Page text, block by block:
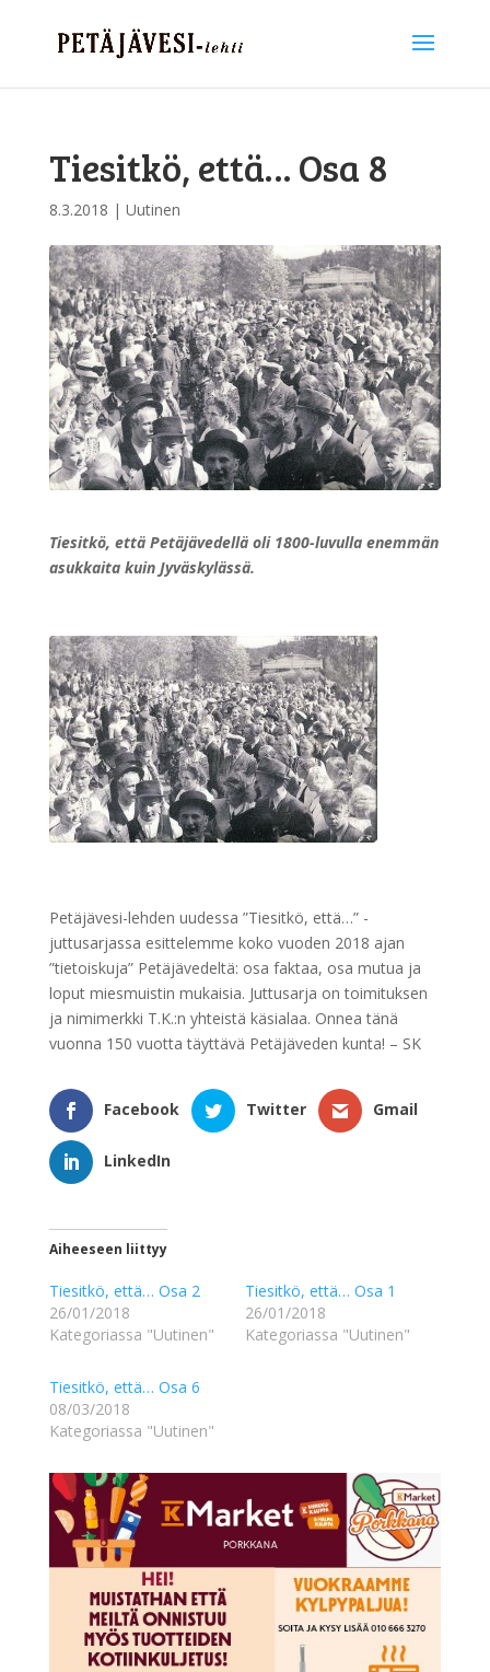
Tiesitkö, että… Osa 8
8.3.2018 | Uutinen
Tiesitkö, että Petäjävedellä oli 1800-luvulla enemmän
asukkaita kuin Jyväskylässä.
Petäjävesi-lehden uudessa ”Tiesitkö, että…” -
juttusarjassa esittelemme koko vuoden 2018 ajan
”tietoiskuja” Petäjävedeltä: osa faktaa, osa mutua ja
loput miesmuistin mukaisia. Juttusarja on toimituksen
ja nimimerkki T.K.:n yhteistä käsialaa. Onnea tänä
vuonna 150 vuotta täyttävä Petäjäveden kunta! – SK
Facebook Twitter Gmail
LinkedIn
Aiheeseen liittyy
Tiesitkö, että… Osa 2
26/01/2018
Kategoriassa "Uutinen"
Tiesitkö, että… Osa 1
26/01/2018
Kategoriassa "Uutinen"
Tiesitkö, että… Osa 6
08/03/2018
Kategoriassa "Uutinen"